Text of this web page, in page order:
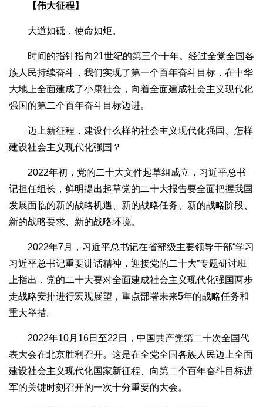
【伟大征程】
大道如砥，使命如炬。
时间的指针指向21世纪的第三个十年。经过全党全国各
族人民持续奋斗，我们实现了第一个百年奋斗目标，在中华
大地上全面建成了小康社会，向着全面建成社会主义现代化
强国的第二个百年奋斗目标迈进。
迈上新征程，建设什么样的社会主义现代化强国、怎样
建设社会主义现代化强国？
2022年初，党的二十大文件起草组成立，习近平总书
记担任组长，鲜明提出起草党的二十大报告要全面把握我国
发展面临的新的战略机遇、新的战略任务、新的战略阶段、
新的战略要求、新的战略环境。
2022年7月，习近平总书记在省部级主要领导干部“学习
习近平总书记重要讲话精神，迎接党的二十大”专题研讨班
上指出，党的二十大要对全面建成社会主义现代化强国两步
走战略安排进行宏观展望，重点部署未来5年的战略任务和
重大举措。
2022年10月16日至22日，中国共产党第二十次全国代
表大会在北京胜利召开。这是在全党全国各族人民迈上全面
建设社会主义现代化国家新征程、向第二个百年奋斗目标进
军的关键时刻召开的一次十分重要的大会。